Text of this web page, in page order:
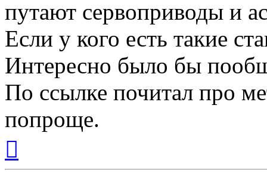
путают сервоприводы и
Если у кого есть такие
Интересно было бы
По ссылке почитал про
попроще.
началу